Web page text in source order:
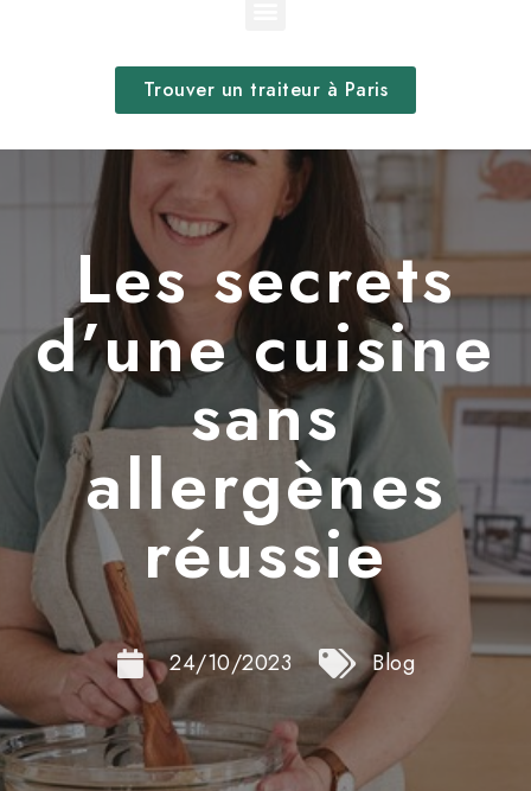
Trouver un traiteur à Paris
Les secrets
d’une cuisine
sans
allergènes
réussie
24/10/2023 Blog